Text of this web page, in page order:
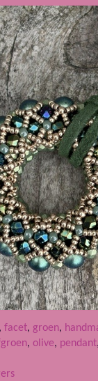
, facet, groen,
, olive, pendant